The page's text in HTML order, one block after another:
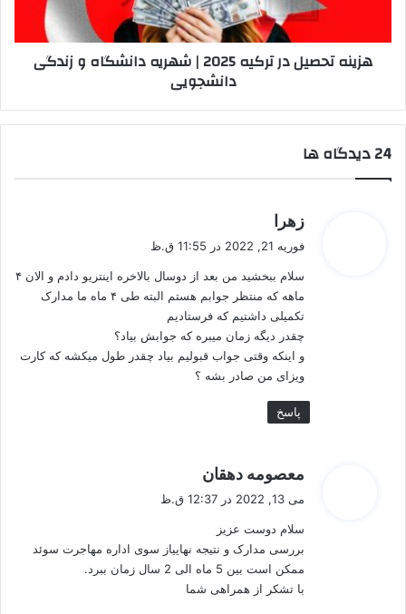
و
زندگی
هزینه تحصیل در ترکیه 2025 | شهریه دانشگاه و زندگی
دانشجویی
‫24 دیدگاه ها
زهرا
:
فوریه 21, 2022 در 11:55 ق.ظ
سلام ببخشید من بعد از دوسال بالاخره اینتریو دادم و الان ۴
ماهه که منتظر جوابم هستم البته طی ۴ ماه ما مدارک
تکمیلی داشتیم که فرستادیم
چقدر دیگه زمان میبره که جوابش بیاد؟
و اینکه وقتی جواب قبولیم بیاد چقدر طول میکشه که کارت
ویزای من صادر بشه ؟
پاسخ
معصومه دهقان
می 13, 2022 در 12:37 ق.ظ
سلام دوست عزیز
بررسی مدارک و نتیجه نهاییاز سوی اداره مهاجرت سوئد
ممکن است بین 5 ماه الی 2 سال زمان ببرد.
با تشکر از همراهی شما